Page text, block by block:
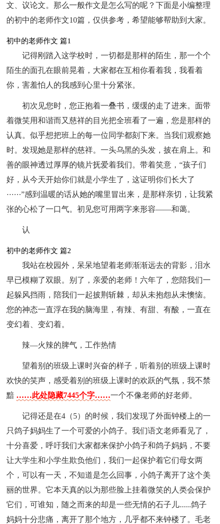
文、议论文。那么一般作文是怎么写的呢？下面是小编整理
的初中的老师作文10篇，仅供参考，希望能够帮助到大家。
初中的老师作文 篇1
记得刚踏入这学校时，一切都是那样的陌生，那一个个
陌生的面孔在眼前晃着，大家都在互相你看着我，我看着
你，害羞怕人的我感到心里十分紧张。
初次见您时，您正抱着一叠书，缓缓的走了进来。面带
着微笑用和谐而又慈祥的目光把全班看了一遍，您是那样的
认真。似乎想把班上的每一位同学都刻下来。当我们观察她
时。发现她是那样的慈祥。一头乌黑的头发，披在肩上。和
善的眼神透过厚厚的镜片抚爱着我们。带着笑意，“孩子们
好，从今天开始你们就是小学生了，这证明你们长大了
······”感到温暖的话从她的嘴里冒出来，是那样亲切，让我紧
张的心松了一口气。初见您可用两字来形容——和蔼。
认
初中的老师作文 篇2
我站在校园外，呆呆地望着老师渐渐远去的背影，泪水
早已模糊了双眼。别了，亲爱的老师！六年了，您陪我们一
起躲风挡雨，陪我们一起披荆斩棘，却从未抱怨从未懊恼。
您的神态一直浮在我的脑海里，有辣、有甜、有酸，一直在
变幻着、变幻着。
辣—火辣的脾气，工作热情
望着别的班级上课时兴奋的样子，听着别的班级上课时
欢快的笑声，感受着别的班级上课时的欢跃的气氛，我不禁
黯 ……此处隐藏7445个字……一个不像老师的好老师。
记得还是在4（5）的时候，我们发现了外面钟楼上的一
只鸽子妈妈生了一个可爱的小鸽子。我们语文老师看见了，
十分喜爱，呼吁我们大家都来保护小鸽子和鸽子妈妈，不要
让大学生和小学生欺负他们，我们一起保护着它们母女两
个，可以有一天，不知道是怎么回事，小鸽子离开了这个美
丽的世界。它本天真的以为那些脸上挂着微笑的人类会保护
它们，可谁知，随之而来的却是一些无情的石子儿......鸽子
妈妈十分悲痛，离开了那个地方，几乎都不来钟楼了。毛老